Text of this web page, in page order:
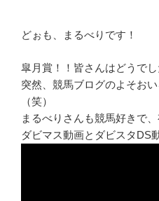
どぉも、まるべりです！
皐月賞！！皆さんはどうで
突然、競馬ブログのよそお
（笑）
まるべりさんも競馬好きで
ダビマス動画とダビスタDS